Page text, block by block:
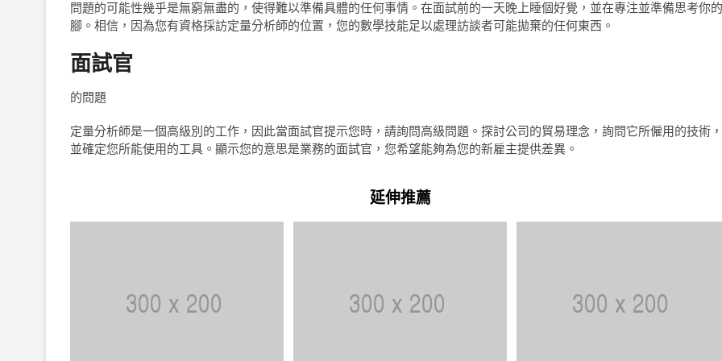
問題的可能性幾乎是無窮無盡的，使得難以準備具體的任何事情。在面試前的一天晚上睡個好覺，並在專注並準備思考你的
腳。相信，因為您有資格採訪定量分析師的位置，您的數學技能足以處理訪談者可能拋棄的任何東西。
面試官
的問題
定量分析師是一個高級別的工作，因此當面試官提示您時，請詢問高級問題。探討公司的貿易理念，詢問它所僱用的技術，
並確定您所能使用的工具。顯示您的意思是業務的面試官，您希望能夠為您的新雇主提供差異。
延伸推薦